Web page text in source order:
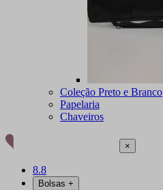
Coleção Preto e Branco
Papelaria
Chaveiros
×
8.8
Bolsas +